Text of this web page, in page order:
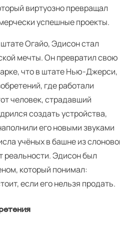
виртуозно превращал
успешные проекты.
Огайо, Эдисон стал
мечты. Он превратил свою
что в штате Нью-Джерси,
где работали
человек, страдавший
создать устройства,
его новыми звуками
учёных в башне из
реальности. Эдисон был
который понимал:
если его нельзя продать.